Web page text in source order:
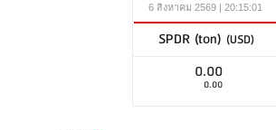
6 สิงหาคม 2569 | 20:15:01
SPDR (ton) (USD)
0.00
0.00